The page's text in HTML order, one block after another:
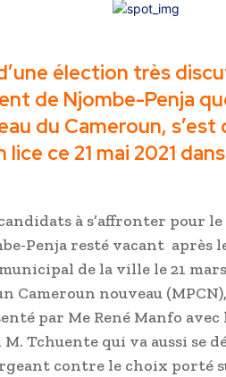
d’une élection très
de Njombe-Penja
du Cameroun,
ce 21 mai 2021
à s’affronter pour
Penja resté vacant après
de la ville le 21
Cameroun nouveau
par Me René Manfo avec
Tchuente qui va aussi se
contre le choix porté